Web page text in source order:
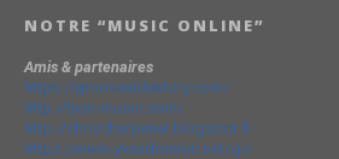
NOTRE “MUSIC ONLINE”
Amis & partenaires
https://groovesidestory.com/
http://lyon-music.com/
http://chrischarpenel.blogspot.fr
https://www.yvesdorison.net/q-r